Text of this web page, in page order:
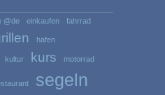
@de einkaufen fahrrad
hafen
kultur kurs motorrad
segeln